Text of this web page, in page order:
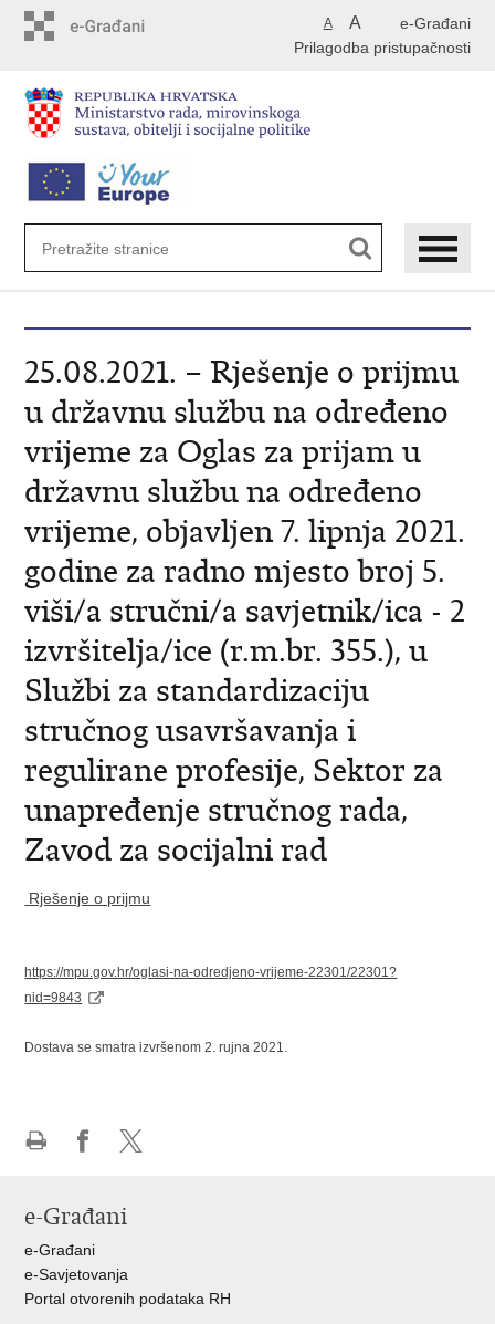
e-Građani
A A
Prilagodba pristupačnosti
25.08.2021. – Rješenje o prijmu
u državnu službu na određeno
vrijeme za Oglas za prijam u
državnu službu na određeno
vrijeme, objavljen 7. lipnja 2021.
godine za radno mjesto broj 5.
viši/a stručni/a savjetnik/ica - 2
izvršitelja/ice (r.m.br. 355.), u
Službi za standardizaciju
stručnog usavršavanja i
regulirane profesije, Sektor za
unapređenje stručnog rada,
Zavod za socijalni rad
Rješenje o prijmu
https://mpu.gov.hr/oglasi-na-odredjeno-vrijeme-22301/22301?
nid=9843
Dostava se smatra izvršenom 2. rujna 2021.
Facebooku
X-
e-Građani
e-Građani
e-Savjetovanja
Portal otvorenih podataka RH